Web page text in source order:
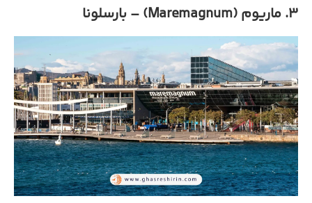
۳. ماریوم (Maremagnum) – بارسلونا